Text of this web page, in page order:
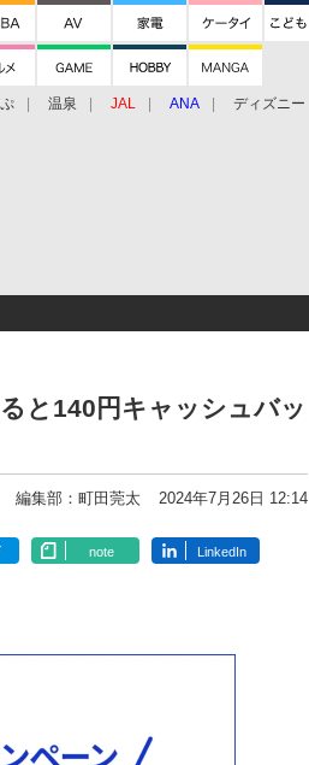
温泉 JAL ANA ディズニー
と140円キャッシュバッ
編集部：町田莞太 2024年7月26日 12:14
note LinkedIn